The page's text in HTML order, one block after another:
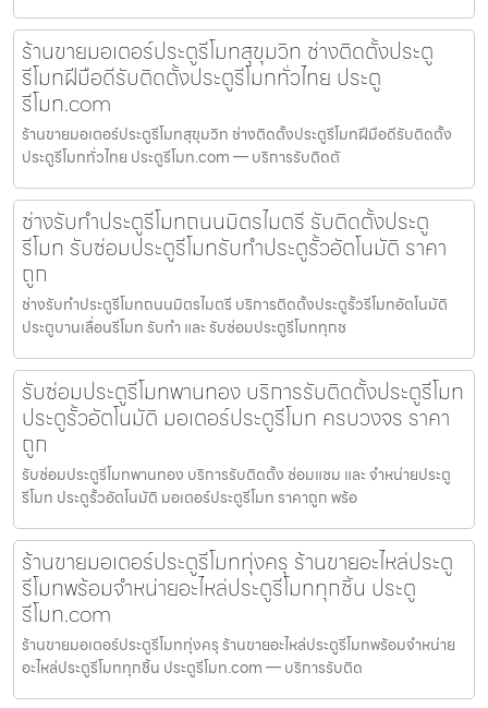
ร้านขายมอเตอร์ประตูรีโมทสุขุมวิท ช่างติดตั้งประตู
รีโมทฝีมือดีรับติดตั้งประตูรีโมททั่วไทย ประตู
รีโมท.com
ร้านขายมอเตอร์ประตูรีโมทสุขุมวิท ช่างติดตั้งประตูรีโมทฝีมือดีรับติดตั้ง
ประตูรีโมททั่วไทย ประตูรีโมท.com — บริการรับติดตั
ช่างรับทำประตูรีโมทถนนมิตรไมตรี รับติดตั้งประตู
รีโมท รับซ่อมประตูรีโมทรับทำประตูรั้วอัตโนมัติ ราคา
ถูก
ช่างรับทำประตูรีโมทถนนมิตรไมตรี บริการติดตั้งประตูรั้วรีโมทอัตโนมัติ
ประตูบานเลื่อนรีโมท รับทำ และ รับซ่อมประตูรีโมททุกช
รับซ่อมประตูรีโมทพานทอง บริการรับติดตั้งประตูรีโมท
ประตูรั้วอัตโนมัติ มอเตอร์ประตูรีโมท ครบวงจร ราคา
ถูก
รับซ่อมประตูรีโมทพานทอง บริการรับติดตั้ง ซ่อมแซม และ จำหน่ายประตู
รีโมท ประตูรั้วอัตโนมัติ มอเตอร์ประตูรีโมท ราคาถูก พร้อ
ร้านขายมอเตอร์ประตูรีโมททุ่งครุ ร้านขายอะไหล่ประตู
รีโมทพร้อมจำหน่ายอะไหล่ประตูรีโมททุกชิ้น ประตู
รีโมท.com
ร้านขายมอเตอร์ประตูรีโมททุ่งครุ ร้านขายอะไหล่ประตูรีโมทพร้อมจำหน่าย
อะไหล่ประตูรีโมททุกชิ้น ประตูรีโมท.com — บริการรับติด